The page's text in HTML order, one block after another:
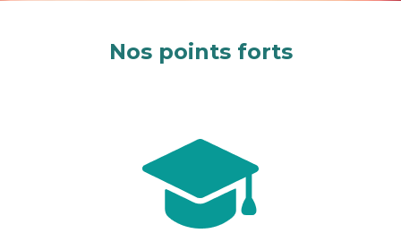
Nos points forts